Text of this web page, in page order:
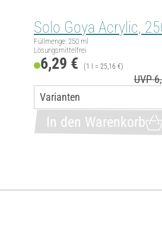
Solo Goya Acrylic,
Füllmenge: 250 ml
Lösungsmittelfrei
6,29 € (1 l = 25,16 €)
UVP
In den Warenkorb